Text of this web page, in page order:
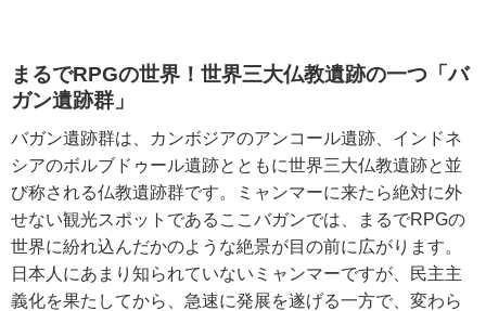
まるでRPGの世界！世界三大仏教遺跡の一つ「バ
ガン遺跡群」
バガン遺跡群は、カンボジアのアンコール遺跡、インドネ
シアのボルブドゥール遺跡とともに世界三大仏教遺跡と並
び称される仏教遺跡群です。ミャンマーに来たら絶対に外
せない観光スポットであるここバガンでは、まるでRPGの
世界に紛れ込んだかのような絶景が目の前に広がります。
日本人にあまり知られていないミャンマーですが、民主主
義化を果たしてから、急速に発展を遂げる一方で、変わら